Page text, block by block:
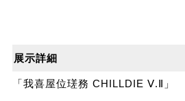
展示詳細
「我喜屋位瑳務 CHILLDIE Ⅴ.Ⅱ」